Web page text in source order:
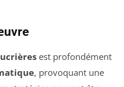
est profondément
, provoquant une